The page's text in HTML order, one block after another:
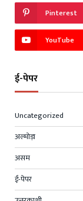
Pinterest
YouTube
ई-पेपर
Uncategorized
अल्मोड़ा
असम
ई-पेपर